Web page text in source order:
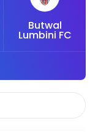
Butwal
Lumbini FC